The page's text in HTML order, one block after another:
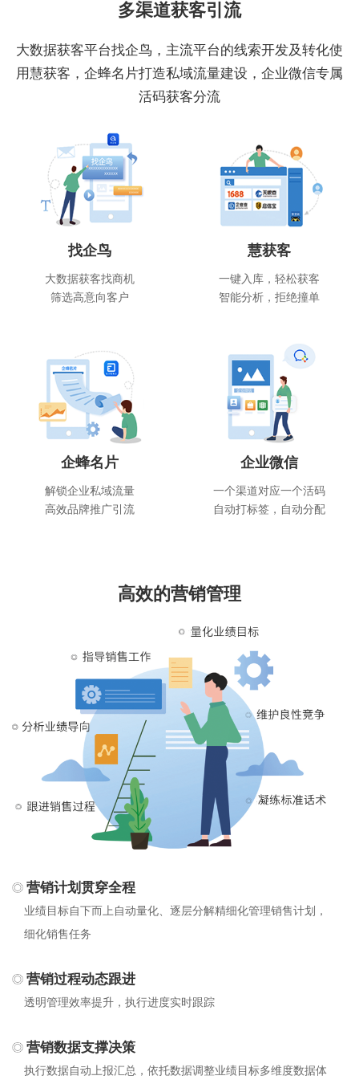
多渠道获客引流
大数据获客平台找企鸟，主流平台的线索开发及转化使
用慧获客，企蜂名片打造私域流量建设，企业微信专属
活码获客分流
找企鸟
大数据获客找商机
筛选高意向客户
慧获客
一键入库，轻松获客
智能分析，拒绝撞单
企蜂名片
解锁企业私域流量
高效品牌推广引流
企业微信
一个渠道对应一个活码
自动打标签，自动分配
高效的营销管理
营销计划贯穿全程
业绩目标自下而上自动量化、逐层分解精细化管理销售计划，
细化销售任务
营销过程动态跟进
透明管理效率提升，执行进度实时跟踪
营销数据支撑决策
执行数据自动上报汇总，依托数据调整业绩目标多维度数据体